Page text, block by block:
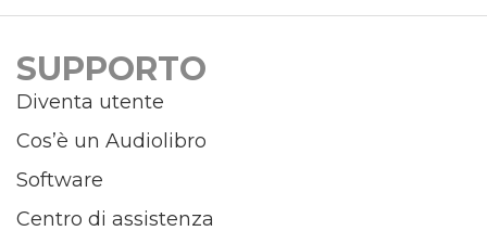
SUPPORTO
Diventa utente
Cos’è un Audiolibro
Software
Centro di assistenza